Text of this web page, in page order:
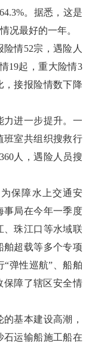
。据悉，这是
况最好的一年。
情52宗，遇险人
19起，重大险情3
，接报险情数下降
进一步提升。一
班室共组织搜救行
人，遇险人员搜
保障水上交通安
事局在今年一季度
、珠江口等水域联
舶超载等多个专项
弹性巡航”、船舶
保障了辖区安全情
基本建设高潮，
石运输船施工船在